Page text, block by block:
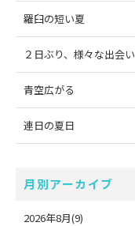
羅臼の短い夏
２日ぶり、様々な出会い
青空広がる
連日の夏日
月別アーカイブ
2026年8月(9)